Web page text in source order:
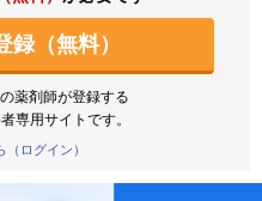
（無料）
薬剤師が登録する
専用サイトです。
ログイン）